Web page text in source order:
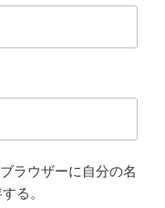
ラウザーに自分の名
る。